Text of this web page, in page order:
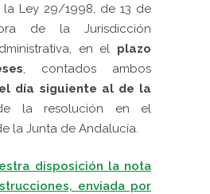
Ley 29/1998, de 13 de
de la Jurisdicción
en el plazo
, contados ambos
día siguiente al de la
la resolución en el
la Junta de Andalucía.
disposición la nota
enviada por